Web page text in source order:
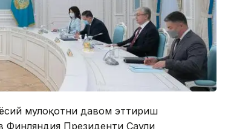
мулоқотни давом эттириш
Финляндия Президенти Саули